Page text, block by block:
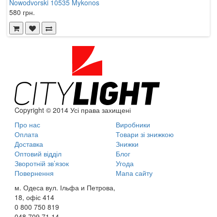
Nowodvorski 10535 Mykonos
580 грн.
Copyright © 2014 Усі права захищені
Про нас
Оплата
Доставка
Оптовий відділ
Зворотній зв’язок
Повернення
Виробники
Товари зі знижкою
Знижки
Блог
Угода
Мапа сайту
м. Одеса вул. Ільфа и Петрова,
18, офіс 414
0 800 750 819